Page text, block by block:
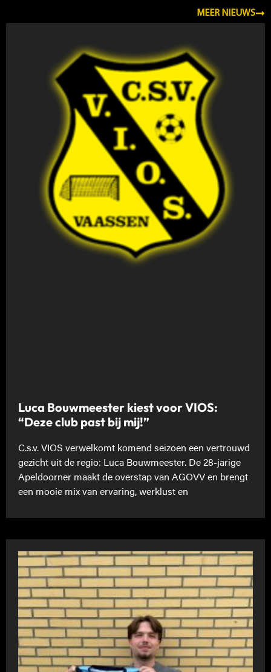
MEER NIEUWS
Luca Bouwmeester kiest voor VIOS:
“Deze club past bij mij!”
C.s.v. VIOS verwelkomt komend seizoen een vertrouwd
gezicht uit de regio: Luca Bouwmeester. De 28-jarige
Apeldoorner maakt de overstap van AGOVV en brengt
een mooie mix van ervaring, werklust en